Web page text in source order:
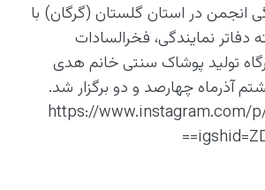
انجمن در استان گلستان (گرگان) با
دفاتر نمایندگی، فخرالسادات
تولید پوشاک سنتی خانم هدی
آذرماه چهارصد و دو برگزار شد.
https://www.instagram.com/